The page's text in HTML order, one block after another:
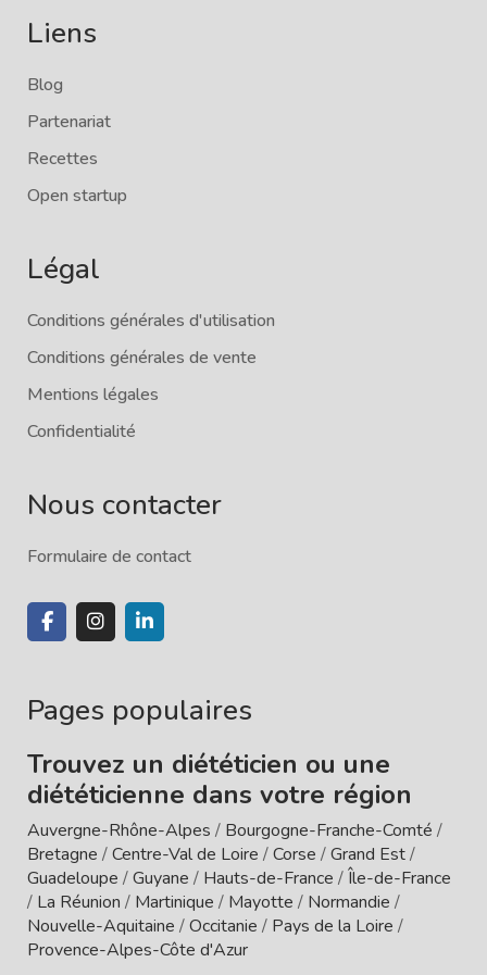
Liens
Blog
Partenariat
Recettes
Open startup
Légal
Conditions générales d'utilisation
Conditions générales de vente
Mentions légales
Confidentialité
Nous contacter
Formulaire de contact
Pages populaires
Trouvez un diététicien ou une
diététicienne dans votre région
Auvergne-Rhône-Alpes / Bourgogne-Franche-Comté /
Bretagne /Centre-Val de Loire /Corse /Grand Est/
Guadeloupe /Guyane / Hauts-de-France /Île-de-France
/ La Réunion / Martinique / Mayotte / Normandie /
Nouvelle-Aquitaine /Occitanie / Pays de la Loire /
Provence-Alpes-Côte d'Azur